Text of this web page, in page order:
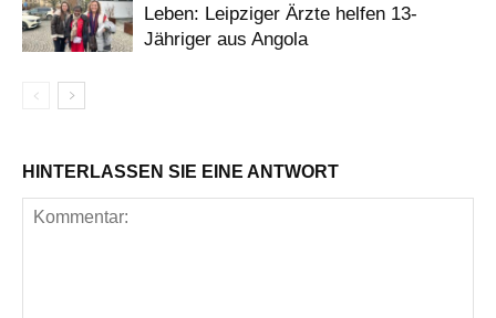
Leben: Leipziger Ärzte helfen 13-
Jähriger aus Angola
HINTERLASSEN SIE EINE ANTWORT